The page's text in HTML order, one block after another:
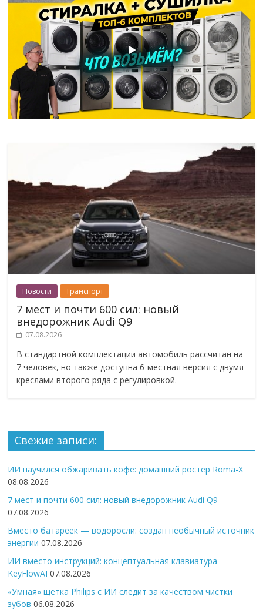
Новости Транспорт
7 мест и почти 600 сил: новый
внедорожник Audi Q9
07.08.2026
В стандартной комплектации автомобиль рассчитан на
7 человек, но также доступна 6-местная версия с двумя
креслами второго ряда с регулировкой.
Свежие записи:
ИИ научился обжаривать кофе: домашний ростер Roma-X
08.08.2026
7 мест и почти 600 сил: новый внедорожник Audi Q9
07.08.2026
Вместо батареек — водоросли: создан необычный источник
энергии 07.08.2026
ИИ вместо инструкций: концептуальная клавиатура
KeyFlowAI 07.08.2026
«Умная» щётка Philips с ИИ следит за качеством чистки
зубов 06.08.2026